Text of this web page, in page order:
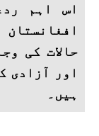
اس اہم
حالات کی
اور آزادی
ہیں۔